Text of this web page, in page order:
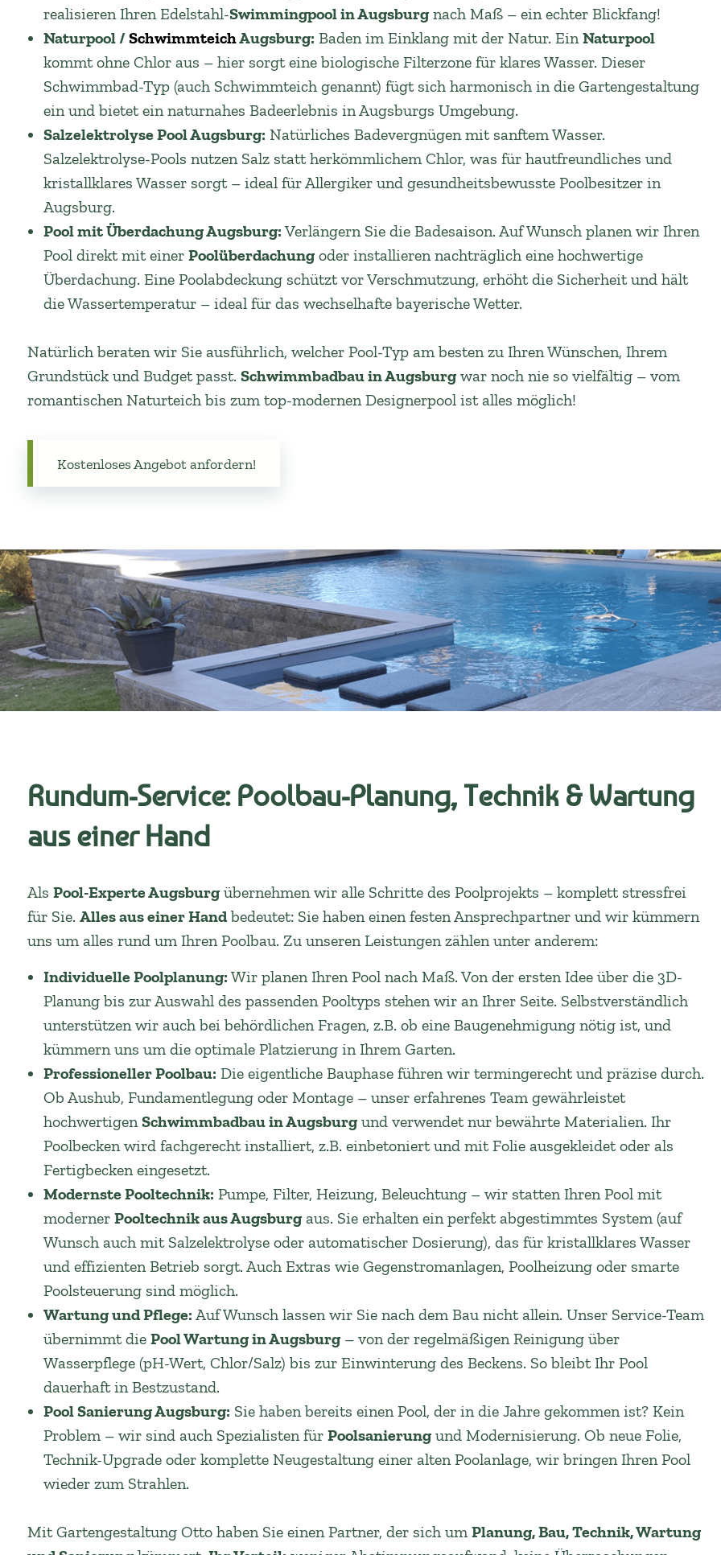
realisieren Ihren Edelstahl-Swimmingpool in Augsburgnach Maß – ein echter Blickfang!
Naturpool / SchwimmteichAugsburg: Baden im Einklang mit der Natur. EinNaturpool
kommt ohne Chlor aus – hier sorgt eine biologische Filterzone für klares Wasser. Dieser
Schwimmbad-Typ (auch Schwimmteich genannt) fügt sich harmonisch in die Gartengestaltung
ein und bietet ein naturnahes Badeerlebnis in Augsburgs Umgebung.
Salzelektrolyse Pool Augsburg: Natürliches Badevergnügen mit sanftem Wasser.
Salzelektrolyse-Pools nutzen Salz statt herkömmlichem Chlor, was für hautfreundliches und
kristallklares Wasser sorgt – ideal für Allergiker und gesundheitsbewusste Poolbesitzer in
Augsburg.
Pool mit Überdachung Augsburg: Verlängern Sie die Badesaison. Auf Wunsch planen wir Ihren
Pool direkt mit einer Poolüberdachungoder installieren nachträglich eine hochwertige
Überdachung. Eine Poolabdeckung schützt vor Verschmutzung, erhöht die Sicherheit und hält
die Wassertemperatur – ideal für das wechselhafte bayerische Wetter.
Natürlich beraten wir Sie ausführlich, welcher Pool-Typ am besten zu Ihren Wünschen, Ihrem
Grundstück und Budget passt. Schwimmbadbau in Augsburgwar noch nie so vielfältig – vom
romantischen Naturteich bis zum top-modernen Designerpool ist alles möglich!
Kostenloses Angebot anfordern!
Rundum-Service: Poolbau-Planung, Technik & Wartung
aus einer Hand
Als Pool-Experte Augsburgübernehmen wir alle Schritte des Poolprojekts – komplett stressfrei
für Sie. Alles aus einer Handbedeutet: Sie haben einen festen Ansprechpartner und wir kümmern
uns um alles rund um Ihren Poolbau. Zu unseren Leistungen zählen unter anderem:
Individuelle Poolplanung: Wir planen Ihren Pool nach Maß. Von der ersten Idee über die 3D-
Planung bis zur Auswahl des passenden Pooltyps stehen wir an Ihrer Seite. Selbstverständlich
unterstützen wir auch bei behördlichen Fragen, z.B. ob eine Baugenehmigung nötig ist, und
kümmern uns um die optimale Platzierung in Ihrem Garten.
Professioneller Poolbau: Die eigentliche Bauphase führen wir termingerecht und präzise durch.
Ob Aushub, Fundamentlegung oder Montage – unser erfahrenes Team gewährleistet
hochwertigenSchwimmbadbau in Augsburgund verwendet nur bewährte Materialien. Ihr
Poolbecken wird fachgerecht installiert, z.B. einbetoniert und mit Folie ausgekleidet oder als
Fertigbecken eingesetzt.
Modernste Pooltechnik: Pumpe, Filter, Heizung, Beleuchtung – wir statten Ihren Pool mit
moderner Pooltechnik aus Augsburgaus. Sie erhalten ein perfekt abgestimmtes System (auf
Wunsch auch mit Salzelektrolyse oder automatischer Dosierung), das für kristallklares Wasser
und effizienten Betrieb sorgt. Auch Extras wie Gegenstromanlagen, Poolheizung oder smarte
Poolsteuerung sind möglich.
Wartung und Pflege: Auf Wunsch lassen wir Sie nach dem Bau nicht allein. Unser Service-Team
übernimmt die Pool Wartung in Augsburg– von der regelmäßigen Reinigung über
Wasserpflege (pH-Wert, Chlor/Salz) bis zur Einwinterung des Beckens. So bleibt Ihr Pool
dauerhaft in Bestzustand.
Pool Sanierung Augsburg: Sie haben bereits einen Pool, der in die Jahre gekommen ist? Kein
Problem – wir sind auch Spezialisten für Poolsanierungund Modernisierung. Ob neue Folie,
Technik-Upgrade oder komplette Neugestaltung einer alten Poolanlage, wir bringen Ihren Pool
wieder zum Strahlen.
Mit Gartengestaltung Otto haben Sie einen Partner, der sich um Planung, Bau, Technik, Wartung